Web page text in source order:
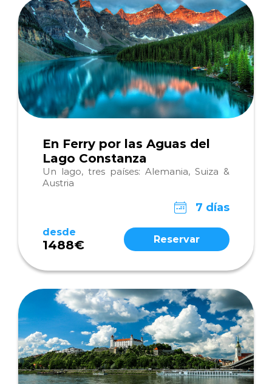
En Ferry por las Aguas del
Lago Constanza
Un lago, tres países: Alemania, Suiza &
Austria
7 días
desde
1488€ Reservar